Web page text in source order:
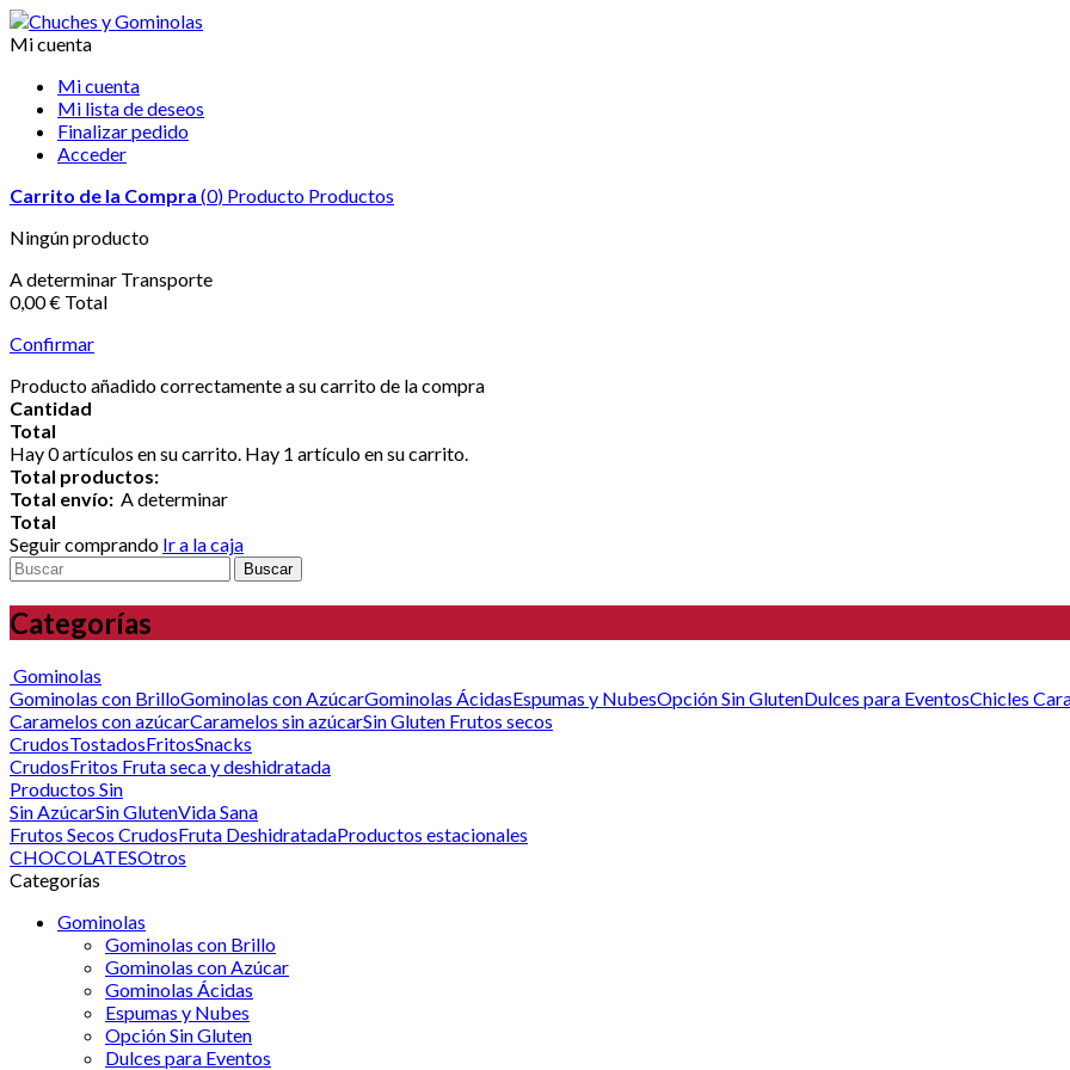
Mi cuenta
Mi cuenta
Mi lista de deseos
Finalizar pedido
Acceder
Carrito de la Compra (0) Producto Productos
Ningún producto
A determinar Transporte
0,00 € Total
Confirmar
Producto añadido correctamente a su carrito de la compra
Cantidad
Total
Hay0artículos en su carrito. Hay 1 artículo en su carrito.
Total productos:
Total envío: A determinar
Total
Seguir comprando Ir a la caja
Buscar
Categorías
Gominolas
Gominolas con BrilloGominolas con AzúcarGominolas ÁcidasEspumas y NubesOpción Sin GlutenDulces para EventosChicles
Caramelos con azúcarCaramelos sin azúcarSin Gluten Frutos secos
CrudosTostadosFritosSnacks
CrudosFritos Fruta seca y deshidratada
Productos Sin
Sin AzúcarSin GlutenVida Sana
Frutos Secos CrudosFruta DeshidratadaProductos estacionales
CHOCOLATESOtros
Categorías
Gominolas
Gominolas con Brillo
Gominolas con Azúcar
Gominolas Ácidas
Espumas y Nubes
Opción Sin Gluten
Dulces para Eventos